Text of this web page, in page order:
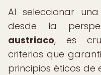
Al seleccionar
desde la
austriaco, es
criterios que
principios éticos de